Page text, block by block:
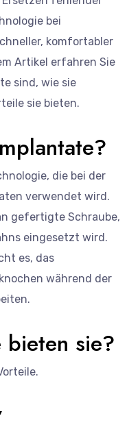
bei
komfortabler
Artikel erfahren Sie
sind, wie sie
sie bieten.
die bei der
verwendet wird.
gefertigte Schraube,
eingesetzt wird.
es, das
während der
sie?